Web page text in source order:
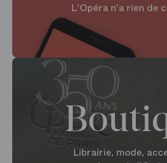
L'Opéra n'a rien de
Librairie, mode,